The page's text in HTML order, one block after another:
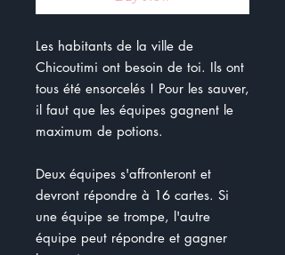
Les habitants de la ville de
Chicoutimi ont besoin de toi. Ils ont
tous été ensorcelés ! Pour les sauver,
il faut que les équipes gagnent le
maximum de potions.
Deux équipes s'affronteront et
devront répondre à 16 cartes. Si
une équipe se trompe, l'autre
équipe peut répondre et gagner